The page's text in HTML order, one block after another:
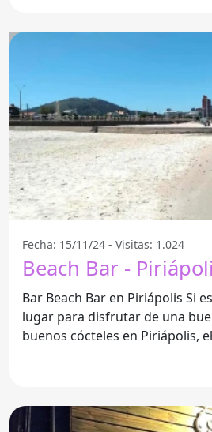
Fecha: 15/11/24 - Visitas: 1.024
Beach Bar -
Bar Beach Bar en Piriápolis Si estás buscando un
lugar para disfrutar de una
buenos cócteles en Piriápolis,